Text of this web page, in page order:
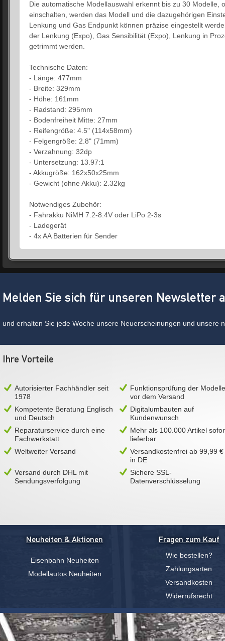
Die automatische Modellauswahl erkennt bis zu 30
einschalten, werden das Modell und die dazugehörigen
Lenkung und Gas Endpunkt können präzise eingestellt
der Lenkung (Expo), Gas Sensibilität (Expo), Lenkung in
getrimmt werden.
Technische Daten:
- Länge: 477mm
- Breite: 329mm
- Höhe: 161mm
- Radstand: 295mm
- Bodenfreiheit Mitte: 27mm
- Reifengröße: 4.5" (114x58mm)
- Felgengröße: 2.8" (71mm)
- Verzahnung: 32dp
- Untersetzung: 13.97:1
- Akkugröße: 162x50x25mm
- Gewicht (ohne Akku): 2.32kg
Notwendiges Zubehör:
- Fahrakku NiMH 7.2-8.4V oder LiPo 2-3s
- Ladegerät
- 4x AA Batterien für Sender
Melden Sie sich für unseren Newsletter
und erhalten Sie jede Woche unsere Neuerscheinungen und unsere
Ihre Vorteile
Autorisierter Fachhändler seit
1978
Funktionsprüfung der Modelle
vor dem Versand
Kompetente Beratung Englisch
und Deutsch
Digitalumbauten auf
Kundenwunsch
Reparaturservice durch eine
Fachwerkstatt
Mehr als 100.000 Artikel
lieferbar
Weltweiter Versand
Versandkostenfrei ab 99,99 €
in DE
Versand durch DHL mit
Sendungsverfolgung
Sichere SSL-
Datenverschlüsselung
Neuheiten & Aktionen
Eisenbahn Neuheiten
Modellautos Neuheiten
Fragen zum Kauf
Wie bestellen?
Zahlungsarten
Versandkosten
Widerrufsrecht